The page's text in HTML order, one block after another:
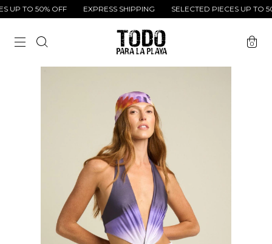
TO 50% OFF EXPRESS SHIPPING SELECTED PIECES UP TO
0